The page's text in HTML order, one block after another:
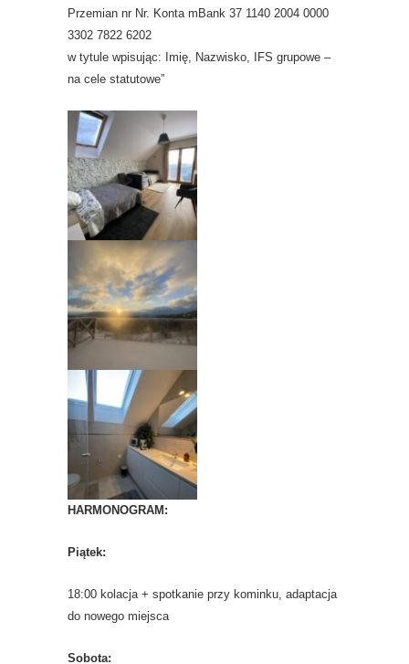
Przemian nr Nr. Konta mBank 37 1140 2004 0000
3302 7822 6202
w tytule wpisując: Imię, Nazwisko, IFS grupowe –
na cele statutowe”
HARMONOGRAM:
Piątek:
18:00 kolacja + spotkanie przy kominku, adaptacja
do nowego miejsca
Sobota: